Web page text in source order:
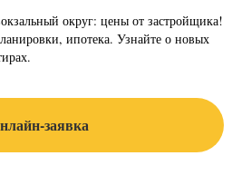
округ: цены от застройщика!
ипотека. Узнайте о новых
заявка